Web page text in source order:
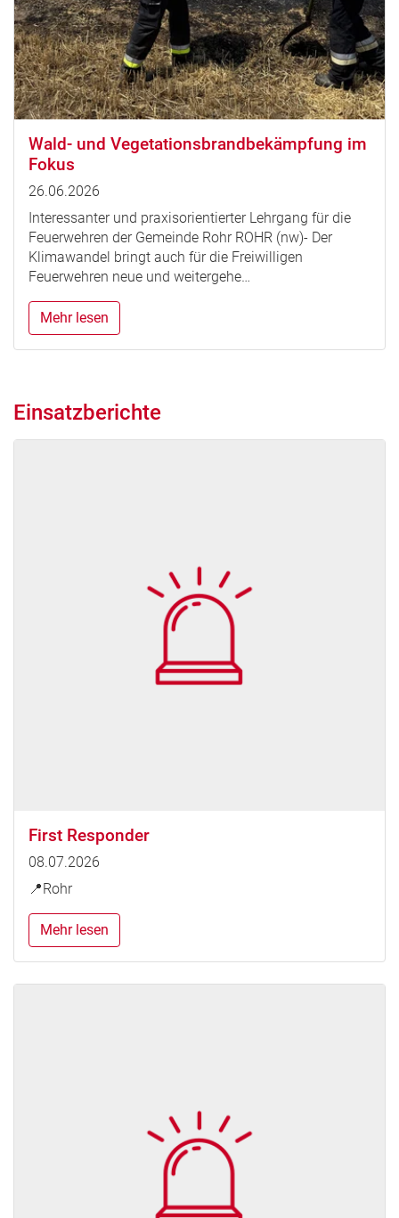
Wald- und Vegetationsbrandbekämpfung im
Fokus
26.06.2026
Interessanter und praxisorientierter Lehrgang für die
Feuerwehren der Gemeinde Rohr ROHR (nw)- Der
Klimawandel bringt auch für die Freiwilligen
Feuerwehren neue und weitergehe…
Mehr lesen
Einsatzberichte
First Responder
08.07.2026
📍Rohr
Mehr lesen